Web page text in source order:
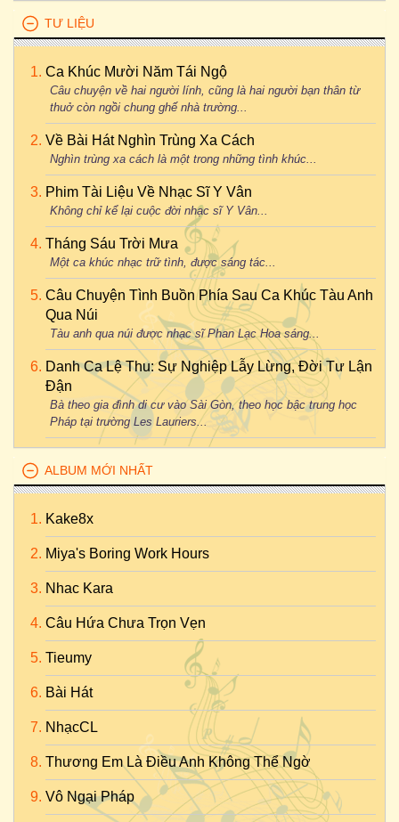
TƯ LIỆU
Ca Khúc Mười Năm Tái Ngộ
Câu chuyện về hai người lính, cũng là hai người bạn thân từ
thuở còn ngồi chung ghế nhà trường...
Về Bài Hát Nghìn Trùng Xa Cách
Nghìn trùng xa cách là một trong những tình khúc...
Phim Tài Liệu Về Nhạc Sĩ Y Vân
Không chỉ kể lại cuộc đời nhạc sĩ Y Vân...
Tháng Sáu Trời Mưa
Một ca khúc nhạc trữ tình, được sáng tác...
Câu Chuyện Tình Buồn Phía Sau Ca Khúc Tàu Anh
Qua Núi
Tàu anh qua núi được nhạc sĩ Phan Lạc Hoa sáng...
Danh Ca Lệ Thu: Sự Nghiệp Lẫy Lừng, Đời Tư Lận
Đận
Bà theo gia đình di cư vào Sài Gòn, theo học bậc trung học
Pháp tại trường Les Lauriers...
ALBUM MỚI NHẤT
Kake8x
Miya's Boring Work Hours
Nhac Kara
Câu Hứa Chưa Trọn Vẹn
Tieumy
Bài Hát
NhạcCL
Thương Em Là Điều Anh Không Thể Ngờ
Vô Ngại Pháp